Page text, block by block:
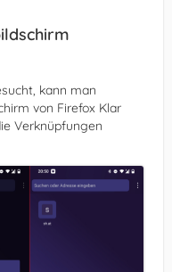
kann man
von Firefox Klar
Verknüpfungen